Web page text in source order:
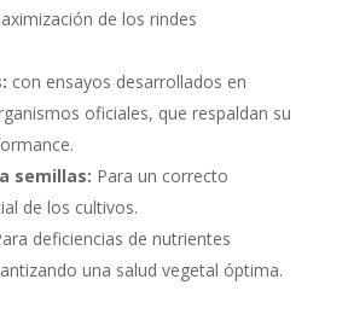
de los rindes
con ensayos desarrollados en
oficiales, que respaldan su
semillas: Para un correcto
de los cultivos.
deficiencias de nutrientes
una salud vegetal óptima.